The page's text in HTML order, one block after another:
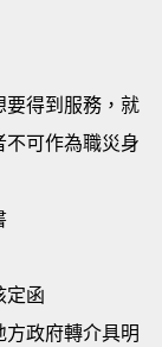
要得到服務，就
可作為職災身
定函
政府轉介具明